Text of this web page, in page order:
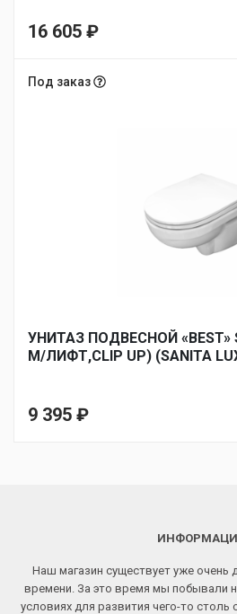
16 605 ₽
Под заказ
УНИТАЗ ПОДВЕСНОЙ
М/ЛИФТ,CLIP UP) (SANITA
9 395 ₽
Наш магазин существует уже очень
времени. За это время мы побывали
условиях для развития чего-то столь